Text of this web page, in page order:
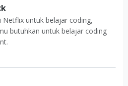
untuk belajar coding,
butuhkan untuk belajar coding